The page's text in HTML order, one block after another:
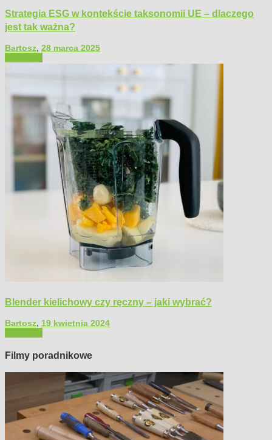
Strategia ESG w kontekście taksonomii UE – dlaczego
jest tak ważna?
Bartosz, 28 marca 2025
Blender kielichowy czy ręczny – jaki wybrać?
Bartosz, 19 kwietnia 2024
Filmy poradnikowe